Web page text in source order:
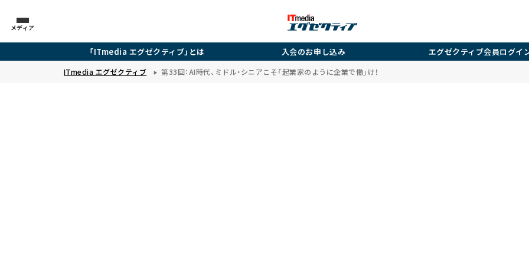
メディア
「ITmedia エグゼクティブ」とは 入会のお申し込み エグゼクティブ会員ログイ
ITmedia エグゼクティブ 第33回：AI時代、ミドル・シニアこそ「起業家のように企業で働」け！